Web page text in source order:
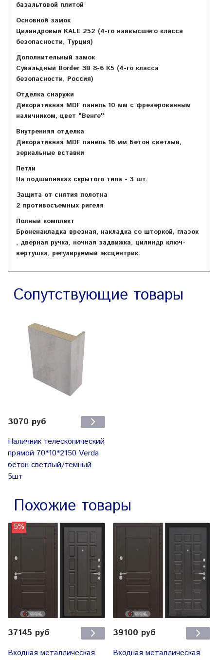
базальтовой плитой
Основной замок
Цилиндровый KALE 252 (4-го наивысшего класса
безопасности, Турция)
Дополнительный замок
Сувальдный Border ЗВ 8-6 К5 (4-го класса
безопасности, Россия)
Отделка снаружи
Декоративная MDF панель 10 мм с фрезерованным
наличником, цвет "Венге"
Внутренняя отделка
Декоративная MDF панель 16 мм Бетон светлый,
зеркальные вставки
Петли
На подшипниках скрытого типа - 3 шт.
Защита от снятия полотна
2 противосъемных ригеля
Полный комплект
Броненакладка врезная, накладка со шторкой, глазок
, дверная ручка, ночная задвижка, цилиндр ключ-
вертушка, регулируемый эксцентрик.
Сопутствующие товары
3070 руб
Наличник телескопический
прямой 70*10*2150 Verda
бетон светлый/темный
5шт
Похожие товары
5%
37145 руб
Входная металлическая
39100 руб
Входная металлическая